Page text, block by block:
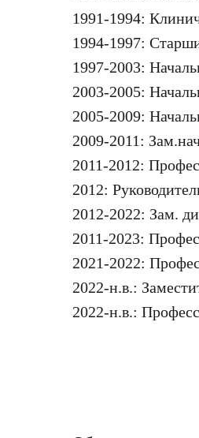
1991-1994:
1994-1997:
1997-2003:
2003-2005:
2005-2009:
2009-2011:
2011-2012:
2012:
2012-2022: Зам.
2011-2023:
2021-2022:
2022-н.в.:
2022-н.в.: